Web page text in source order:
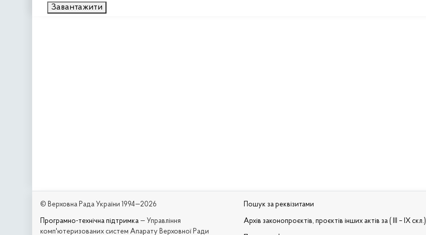
Завантажити
© Верховна Рада України 1994—2026
Програмно-технічна підтримка — Управління
комп'ютеризованих систем Апарату Верховної Ради
Пошук за реквізитами
Архів законопроєктів, проєктів інших актів за ( III – IX скл.)